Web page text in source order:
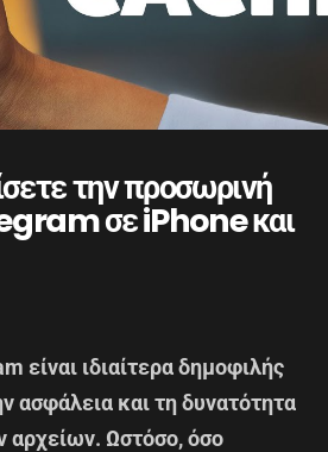
την προσωρινή
σε iPhone και
είναι ιδιαίτερα δημοφιλής
ασφάλεια και τη δυνατότητα
αρχείων. Ωστόσο, όσο